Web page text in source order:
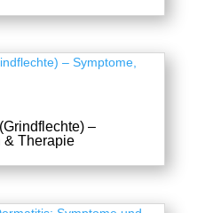
–
& Therapie